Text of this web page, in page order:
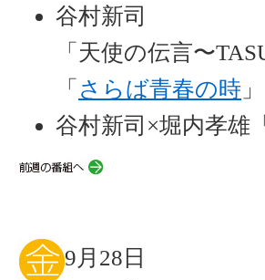
谷村新司
「天使の伝言〜
「 さらば青春の時 」
谷村新司×堀内孝雄
9月28日